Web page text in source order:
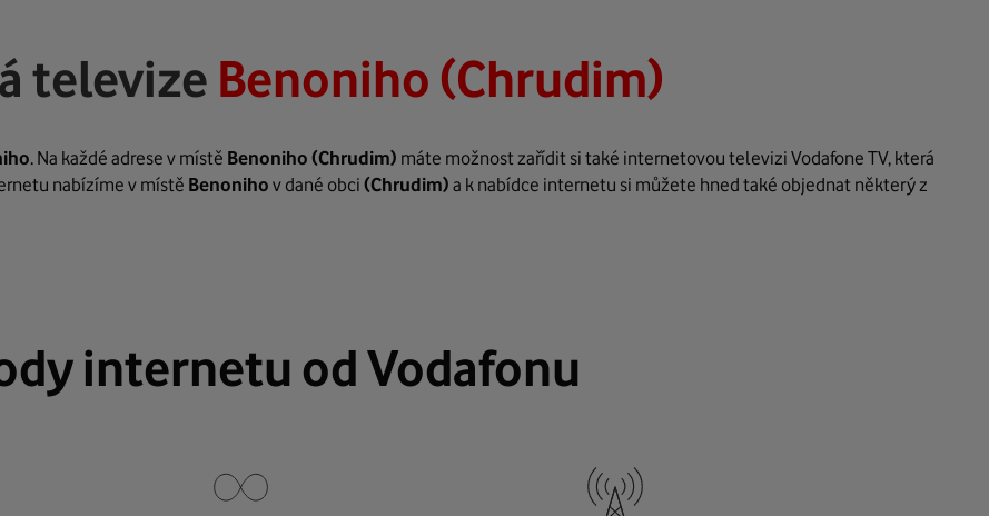
televize Benoniho (Chrudim)
. Na každé adrese v místě Benoniho (Chrudim) máte možnost zařídit si také internetovou televizi Vodafone TV, která
nabízíme v místě Benoniho v dané obci (Chrudim) a k nabídce internetu si můžete hned také objednat některý z
internetu od Vodafonu